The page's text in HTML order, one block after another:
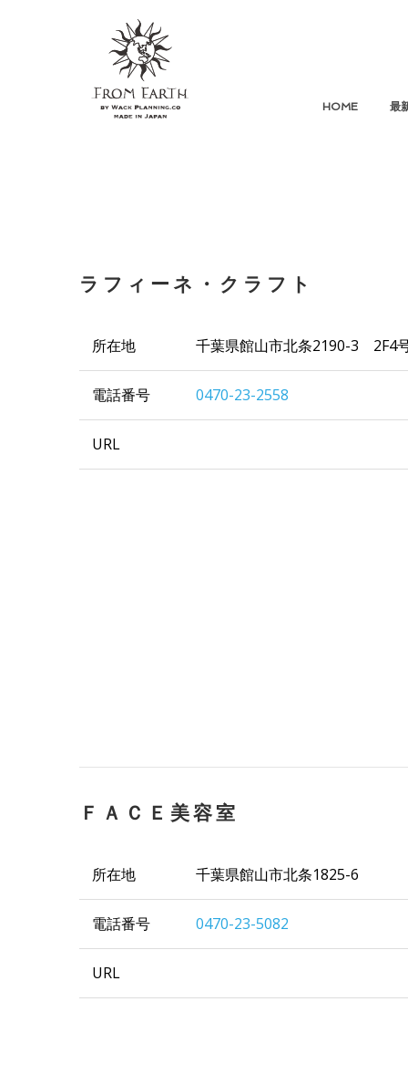
HOME 最
ラフィーネ・クラフト
所在地 千葉県館山市北条2190-3 2F4
電話番号 0470-23-2558
URL
ＦＡＣＥ美容室
所在地 千葉県館山市北条1825-6
電話番号 0470-23-5082
URL